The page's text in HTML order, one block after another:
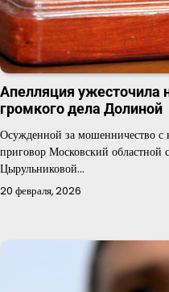
Апелляция ужесточила
громкого дела Долиной
Осужденной за мошенничество
приговор Московский областной
Цырульниковой…
20 февраля, 2026